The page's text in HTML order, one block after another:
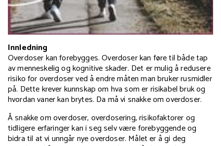
Innledning
Overdoser kan forebygges. Overdoser kan føre til både tap
av menneskelig og kognitive skader. Det er mulig å redusere
risiko for overdoser ved å endre måten man bruker rusmidler
på. Dette krever kunnskap om hva som er risikabel bruk og
hvordan vaner kan brytes. Da må vi snakke om overdoser.
Å snakke om overdoser, overdosering, risikofaktorer og
tidligere erfaringer kan i seg selv være forebyggende og
bidra til at vi unngår nye overdoser. Målet er å gi deg